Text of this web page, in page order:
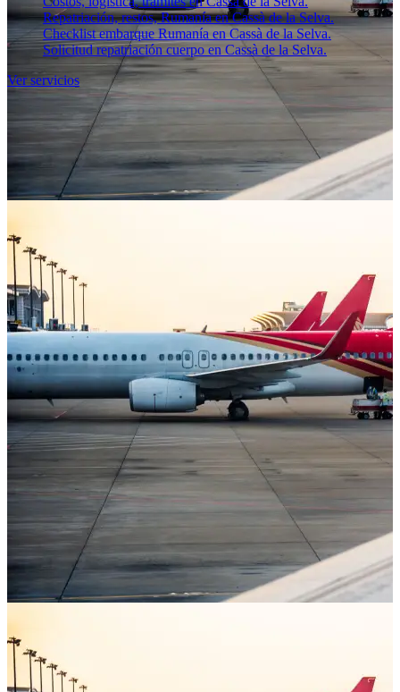
Repatriación, restos, Rumanía en Cassà de la Selva.
Checklist embarque Rumanía en Cassà de la Selva.
Solicitud repatriación cuerpo en Cassà de la Selva.
Ver servicios